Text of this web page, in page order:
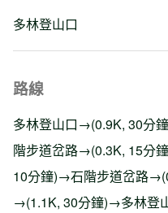
多林登山口
路線
多林登山口→(0.9K, 30分
階步道岔路→(0.3K, 15分
10分鐘)→石階步道岔路
→(1.1K, 30分鐘)→多林登